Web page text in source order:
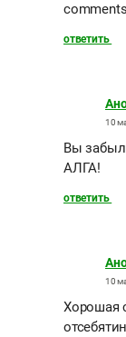
ответить
10
Вы
АЛГА!
ответить
10
Хорошая